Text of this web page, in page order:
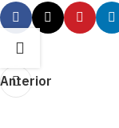
Anterior